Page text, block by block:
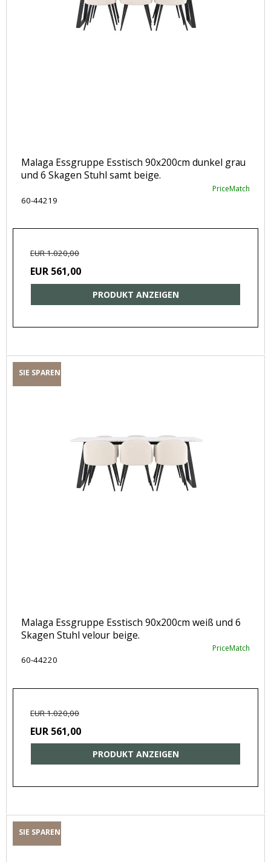
Malaga Essgruppe Esstisch 90x200cm dunkel grau
und 6 Skagen Stuhl samt beige.
PriceMatch
60-44219
EUR 1.020,00
EUR 561,00
PRODUKT ANZEIGEN
SIE SPAREN
Malaga Essgruppe Esstisch 90x200cm weiß und 6
Skagen Stuhl velour beige.
PriceMatch
60-44220
EUR 1.020,00
EUR 561,00
PRODUKT ANZEIGEN
SIE SPAREN